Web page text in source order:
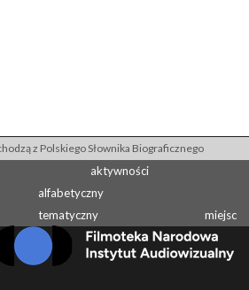
z Polskiego Słownika Biograficznego
aktywności
alfabetyczny
tematyczny
miejsc